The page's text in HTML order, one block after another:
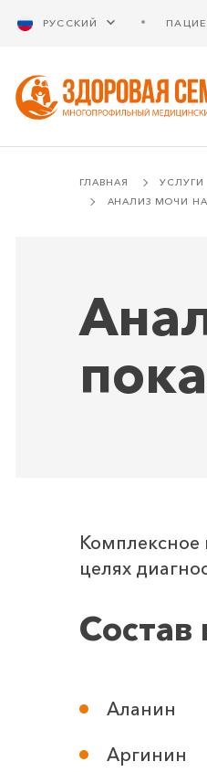
РУССКИЙ
ГЛАВНАЯ УСЛУГИ
АНАЛИЗ МОЧИ
Комплексное
целях
Состав
Аланин
Аргинин